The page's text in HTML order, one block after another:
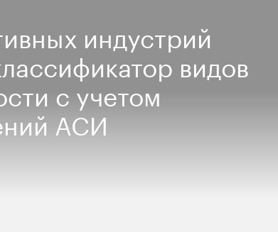
индустрий
видов
с учетом
АСИ